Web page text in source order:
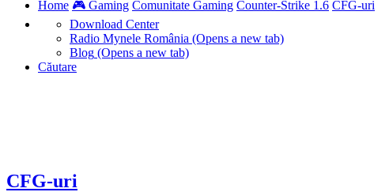
Home 🎮 Gaming Comunitate Gaming Counter-Strike 1.6 CFG-uri
Download Center
Radio Mynele România (Opens a new tab)
Blog (Opens a new tab)
Căutare
CFG-uri